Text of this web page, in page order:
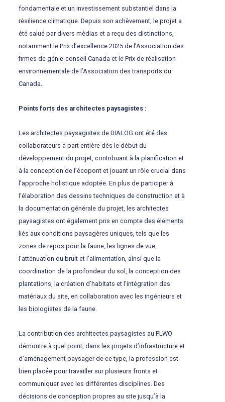
fondamentale et un investissement substantiel dans la
résilience climatique. Depuis son achèvement, le projet a
été salué par divers médias et a reçu des distinctions,
notamment le Prix d’excellence 2025 de l’Association des
firmes de génie-conseil Canada et le Prix de réalisation
environnementale de l’Association des transports du
Canada.
Points forts des architectes paysagistes :
Les architectes paysagistes de DIALOG ont été des
collaborateurs à part entière dès le début du
développement du projet, contribuant à la planification et
à la conception de l’écopont et jouant un rôle crucial dans
l’approche holistique adoptée. En plus de participer à
l’élaboration des dessins techniques de construction et à
la documentation générale du projet les architectes
paysagistes ont également pris en compte des éléments
liés aux conditions paysagères uniques, tels que les
zones de repos pour la faune, les lignes de vue,
l’atténuation du bruit et l’alimentation, ainsi que la
coordination de la profondeur du sol, la conception des
plantations, la création d’habitats et l’intégration des
matériaux du site, en collaboration avec les ingénieurs et
les biologistes de la faune.
La contribution des architectes paysagistes au PLWO
démontre à quel point, dans les projets d’infrastructure et
d’aménagement paysager de ce type, la profession est
bien placée pour travailler sur plusieurs fronts et
communiquer avec les différentes disciplines. Des
décisions de conception propres au site jusqu’à la